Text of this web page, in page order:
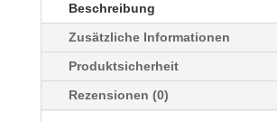
Beschreibung
Zusätzliche Informationen
Produktsicherheit
Rezensionen (0)